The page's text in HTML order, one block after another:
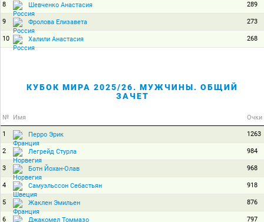
8 Шевченко Анастасия 289
9 Фролова Елизавета 273
10 Халили Анастасия 268
КУБОК МИРА 2025/26. МУЖЧИНЫ. ОБЩИЙ
ЗАЧЕТ
№ Имя Очки
1 Перро Эрик 1263
2 Легрейд Стурла 984
3 Ботн Йохан-Олав 968
4 Самуэльссон Себастьян 918
5 Жаклен Эмильен 876
6 Джакомел Томмазо 797